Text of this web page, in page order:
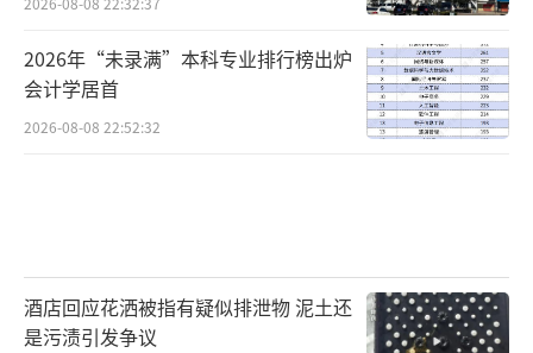
2026年“未录满”本科专业排行榜出炉
会计学居首
2026-08-08 22:52:32
酒店回应花洒被指有疑似排泄物 泥土还
是污渍引发争议